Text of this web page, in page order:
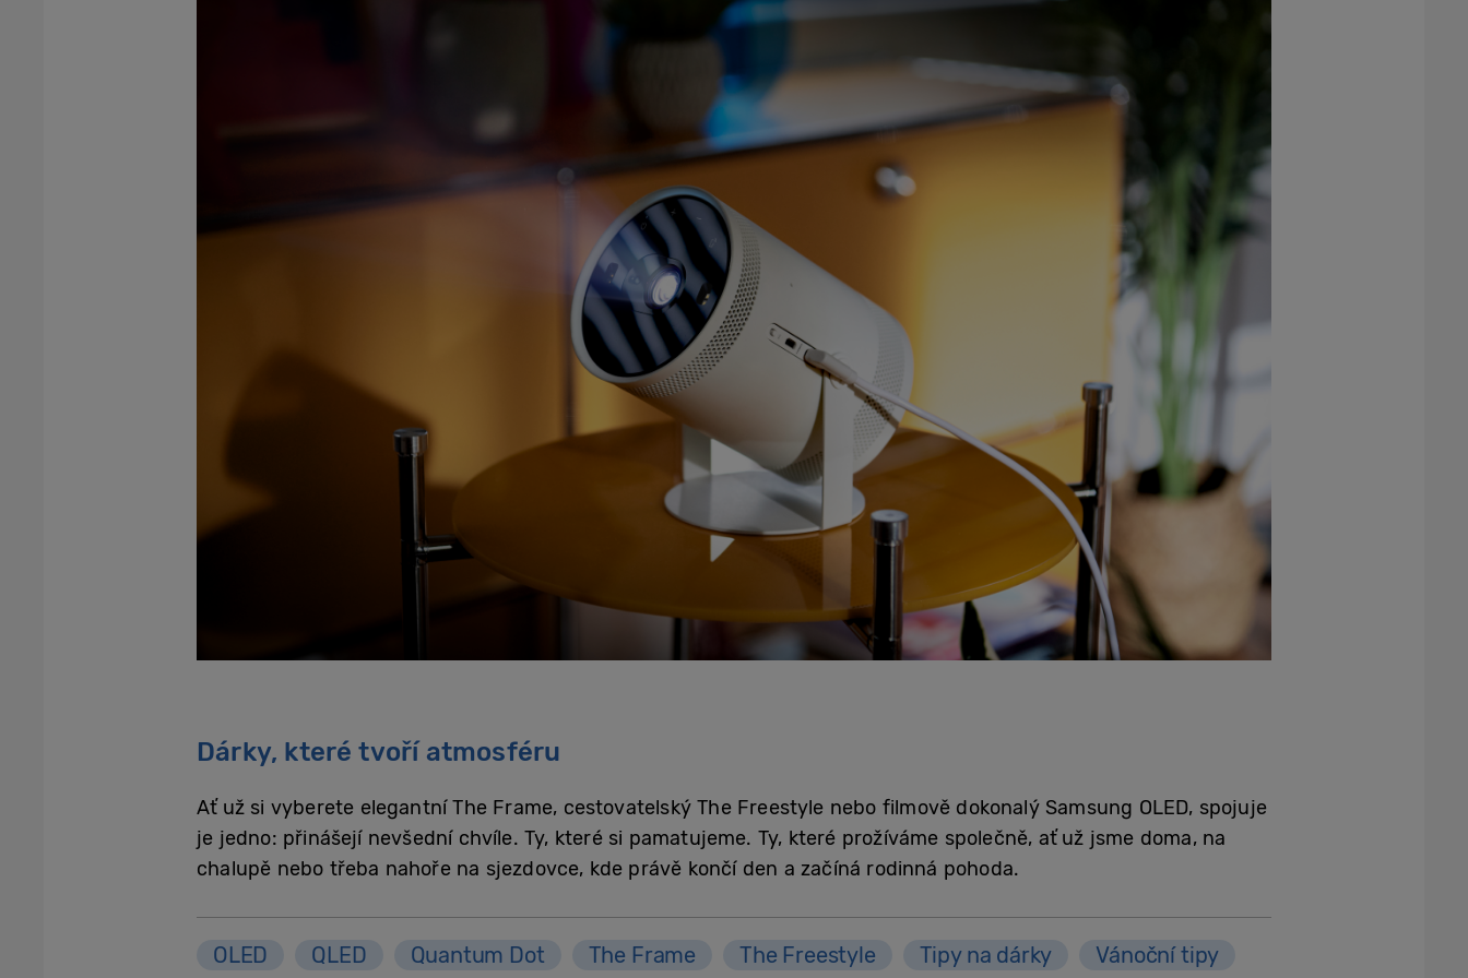
Dárky, které tvoří atmosféru
Ať už si vyberete elegantní The Frame, cestovatelský The Freestyle nebo filmově dokonalý Samsung OLED, spojuje
je jedno: přinášejí nevšední chvíle. Ty, které si pamatujeme. Ty, které prožíváme společně, ať už jsme doma, na
chalupě nebo třeba nahoře na sjezdovce, kde právě končí den a začíná rodinná pohoda.
OLED QLED Quantum Dot The Frame The Freestyle Tipy na dárky Vánoční tipy